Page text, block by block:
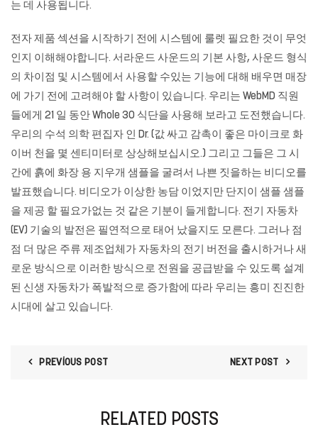
는 데 사용됩니다.
전자 제품 섹션을 시작하기 전에 시스템에 룰렛 필요한 것이 무엇
인지 이해해야합니다. 서라운드 사운드의 기본 사항, 사운드 형식
의 차이점 및 시스템에서 사용할 수있는 기능에 대해 배우면 매장
에 가기 전에 고려해야 할 사항이 있습니다. 우리는 WebMD 직원
들에게 21 일 동안 Whole 30 식단을 사용해 보라고 도전했습니다.
우리의 수석 의학 편집자 인 Dr. (값 싸고 감촉이 좋은 마이크로 화
이버 천을 몇 센티미터로 상상해보십시오.) 그리고 그들은 그 시
간에 흙에 화장 용 지우개 샘플을 굴려서 나쁜 짓을하는 비디오를
발표했습니다. 비디오가 이상한 농담 이었지만 단지이 샘플 샘플
을 제공 할 필요가없는 것 같은 기분이 들게합니다. 전기 자동차
(EV) 기술의 발전은 필연적으로 태어 났을지도 모른다. 그러나 점
점 더 많은 주류 제조업체가 자동차의 전기 버전을 출시하거나 새
로운 방식으로 이러한 방식으로 전원을 공급받을 수 있도록 설계
된 신생 자동차가 폭발적으로 증가함에 따라 우리는 흥미 진진한
시대에 살고 있습니다.
PREVIOUS POST NEXT POST
RELATED POSTS